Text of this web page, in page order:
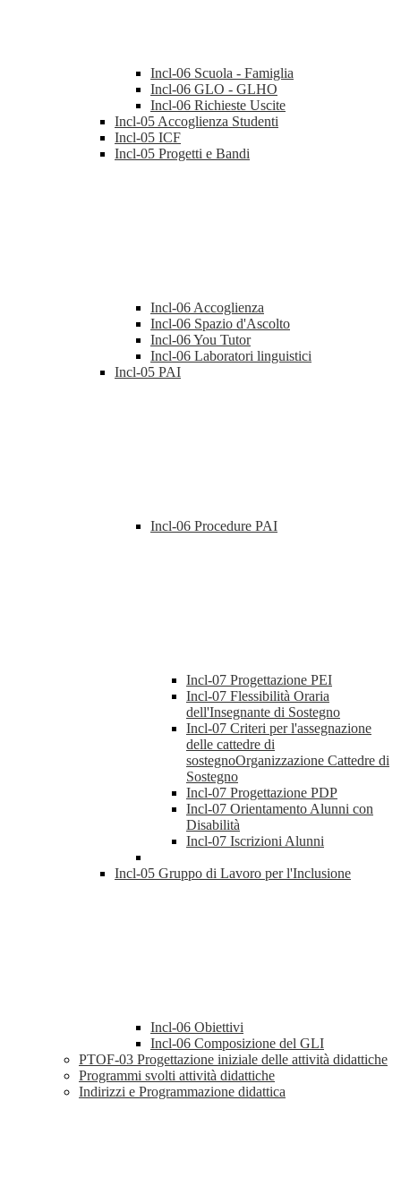
Incl-06 Scuola - Famiglia
Incl-06 GLO - GLHO
Incl-06 Richieste Uscite
Incl-05 Accoglienza Studenti
Incl-05 ICF
Incl-05 Progetti e Bandi
Incl-06 Accoglienza
Incl-06 Spazio d'Ascolto
Incl-06 You Tutor
Incl-06 Laboratori linguistici
Incl-05 PAI
Incl-06 Procedure PAI
Incl-07 Progettazione PEI
Incl-07 Flessibilità Oraria
dell'Insegnante di Sostegno
Incl-07 Criteri per l'assegnazione
delle cattedre di
sostegnoOrganizzazione Cattedre di
Sostegno
Incl-07 Progettazione PDP
Incl-07 Orientamento Alunni con
Disabilità
Incl-07 Iscrizioni Alunni
Incl-05 Gruppo di Lavoro per l'Inclusione
Incl-06 Obiettivi
Incl-06 Composizione del GLI
PTOF-03 Progettazione iniziale delle attività didattiche
Programmi svolti attività didattiche
Indirizzi e Programmazione didattica